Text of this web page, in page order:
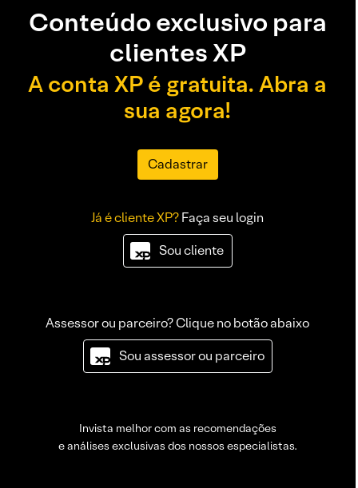
Conteúdo exclusivo para
clientes XP
A conta XP é gratuita. Abra a
sua agora!
Cadastrar
Já é cliente XP?Faça seu login
Sou cliente
Assessor ou parceiro? Clique no botão abaixo
Sou assessor ou parceiro
Invista melhor com as recomendações
e análises exclusivas dos nossos especialistas.